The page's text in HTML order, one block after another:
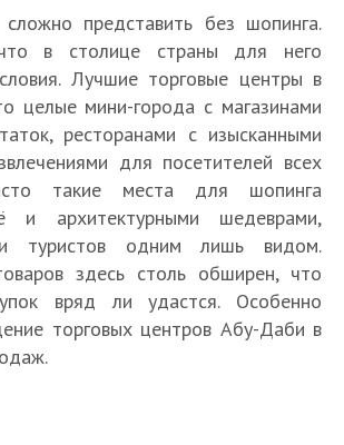
представить без шопинга.
что в столице страны для него
Лучшие торговые центры в
целые мини-города с магазинами
ресторанами с изысканными
для посетителей всех
такие места для шопинга
и архитектурными шедеврами,
туристов одним лишь видом.
здесь столь обширен, что
вряд ли удастся. Особенно
торговых центров Абу-Даби в